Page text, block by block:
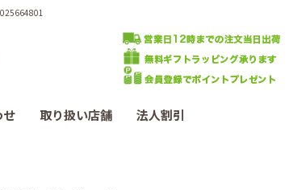
せ 取り扱い店舗 法人割引